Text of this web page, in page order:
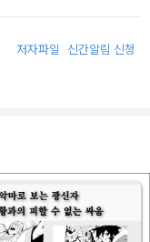
저자파일 신간알림 신청